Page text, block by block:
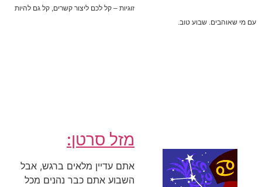
זוגיות – קל לכם ליצור קשרים, קל גם להיות
עם מי שאוהבים. שבוע טוב.
מזל סרטן:
אתם עדיין מלאים ברגש, אבל
השבוע אתם כבר נהנים מכל